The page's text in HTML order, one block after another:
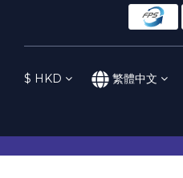
$ HKD 繁體中文